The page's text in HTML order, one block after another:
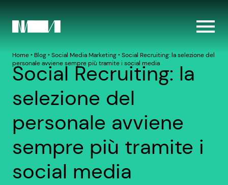
Home‣ Blog‣Social Media Marketing‣Social Recruiting: la selezione del
personale avviene sempre più tramite i social media
Social Recruiting: la
selezione del
personale avviene
sempre più tramite i
social media